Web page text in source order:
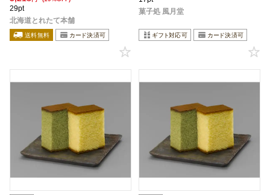
29pt
北海道とれたて本舗
菓子処 風月堂